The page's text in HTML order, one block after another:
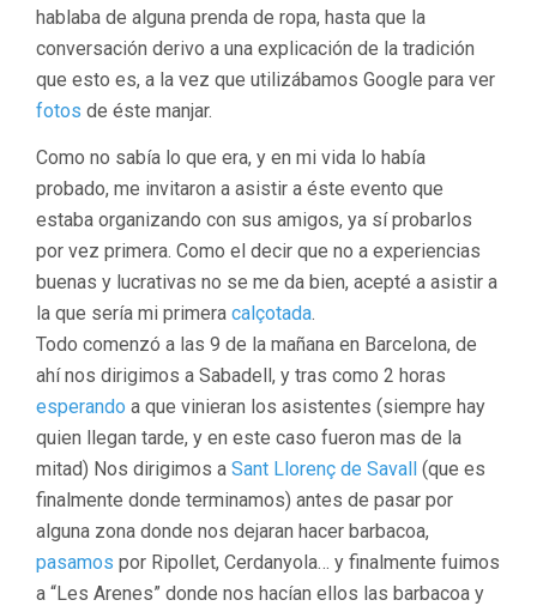
hablaba de alguna prenda de ropa, hasta que la
conversación derivo a una explicación de la tradición
que esto es, a la vez que utilizábamos Google para ver
fotos de éste manjar.
Como no sabía lo que era, y en mi vida lo había
probado, me invitaron a asistir a éste evento que
estaba organizando con sus amigos, ya sí probarlos
por vez primera. Como el decir que no a experiencias
buenas y lucrativas no se me da bien, acepté a asistir a
la que sería mi primera calçotada.
Todo comenzó a las 9 de la mañana en Barcelona, de
ahí nos dirigimos a Sabadell, y tras como 2 horas
esperando a que vinieran los asistentes (siempre hay
quien llegan tarde, y en este caso fueron mas de la
mitad) Nos dirigimos a Sant Llorenç de Savall
(que es
finalmente donde terminamos) antes de pasar por
alguna zona donde nos dejaran hacer barbacoa,
pasamos por Ripollet, Cerdanyola… y finalmente fuimos
a “Les Arenes” donde nos hacían ellos las barbacoa y